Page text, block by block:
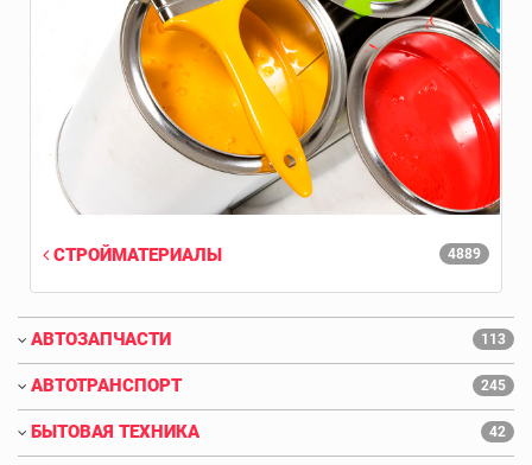
4889
СТРОЙМАТЕРИАЛЫ
АВТОЗАПЧАСТИ 113
АВТОТРАНСПОРТ 245
БЫТОВАЯ ТЕХНИКА 42